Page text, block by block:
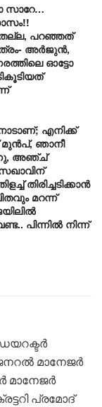
സാറേ…
പറഞ്ഞത്
അർജുൻ,
ഓട്ടോ
എനിക്ക്
മുൻപ്, ഞാനീ
അഞ്ച്
തിരിച്ചടിക്കാൻ
മറന്ന്
പിന്നിൽ നിന്ന്
മാനേജർ
മാനേജർ
പ്രമോദ്